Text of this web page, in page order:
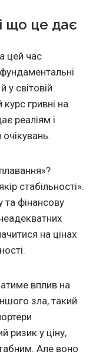
що це дає
цей час
у світовій
гривні на
реаліям і
стабільності».
та фінансову
на цінах
вплив на
зла, такий
ризик у ціну,
Але воно